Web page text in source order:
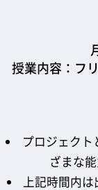
授業内容：フ
プロジェク
ざまな
上記時間内